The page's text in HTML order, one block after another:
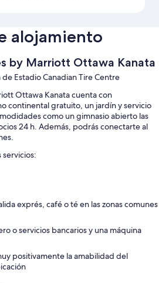
alojamiento
by Marriott Ottawa Kanata
Estadio Canadian Tire Centre
Ottawa Kanata cuenta con
continental gratuito, un jardín y servicio
como un gimnasio abierto las
24 h. Además, podrás conectarte al
exprés, café o té en las zonas comunes
o servicios bancarios y una máquina
positivamente la amabilidad del